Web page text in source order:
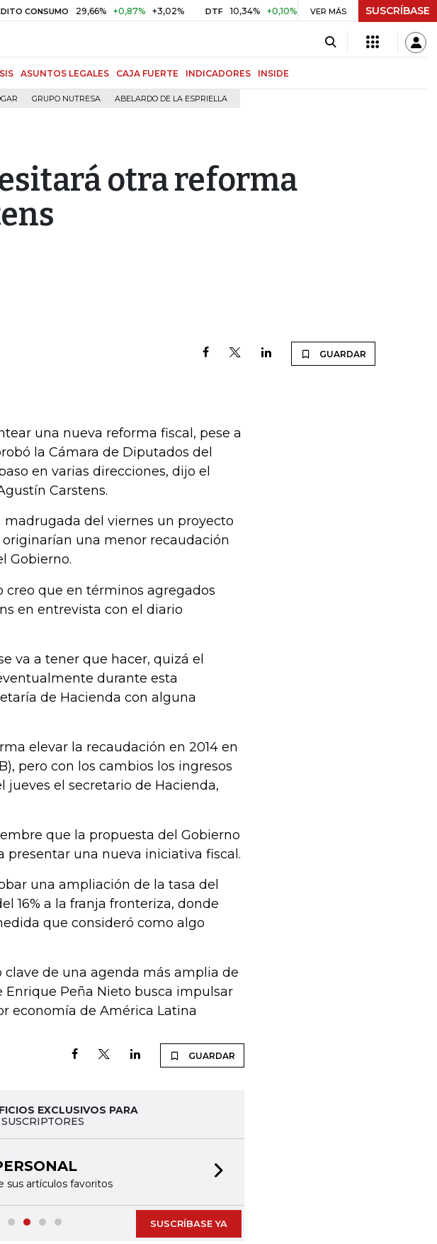
29,66% +0,87% +3,02% DTF 10,34% +0,10% +0,98% UVR $ 416,96 +$ 0,05
VER MÁS SUSCRÍBASE
ASUNTOS LEGALES CAJA FUERTE INDICADORES INSIDE
GRUPO NUTRESA ABELARDO DE LA ESPRIELLA
otra reforma
GUARDAR
una nueva reforma fiscal, pese a
la Cámara de Diputados del
en varias direcciones, dijo el
Carstens.
del viernes un proyecto
una menor recaudación
Gobierno.
creo que en términos agregados
en entrevista con el diario
va a tener que hacer, quizá el
durante esta
de Hacienda con alguna
elevar la recaudación en 2014 en
pero con los cambios los ingresos
jueves el secretario de Hacienda,
que la propuesta del Gobierno
presentar una nueva iniciativa fiscal.
una ampliación de la tasa del
16% a la franja fronteriza, donde
que consideró como algo
de una agenda más amplia de
Peña Nieto busca impulsar
economía de América Latina
GUARDAR
EXCLUSIVOS PARA
sus artículos favoritos
SUSCRÍBASE YA